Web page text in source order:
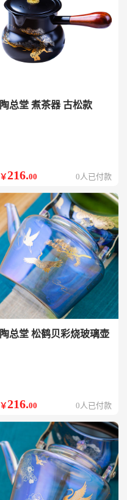
陶总堂 煮茶器 古松款
￥216.00 0人已付款
陶总堂 松鹤贝彩烧玻璃壶
￥216.00 0人已付款